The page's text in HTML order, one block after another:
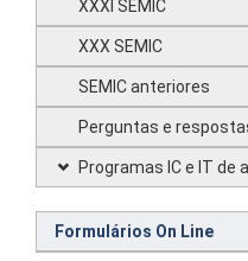
XXXI SEMIC
XXX SEMIC
SEMIC anteriores
Perguntas e
Programas IC e IT de
Formulários On Line